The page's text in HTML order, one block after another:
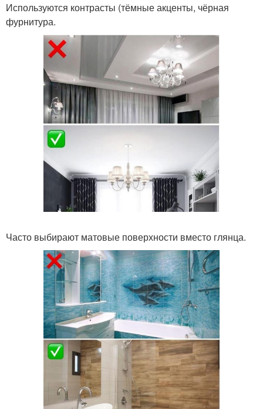
Используются контрасты (тёмные акценты, чёрная
фурнитура.
Часто выбирают матовые поверхности вместо глянца.